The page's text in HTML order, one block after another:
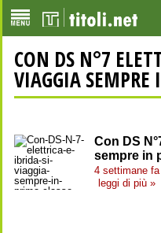
CON DS N°7
VIAGGIA SEMPRE
Con DS
sempre in
4 settimane
leggi di più »